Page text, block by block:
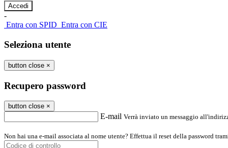
-
Entra con SPID Entra con CIE
Seleziona utente
button close ×
Recupero password
button close ×
E-mail Verrà inviato un messaggio
Non hai una e-mail associata al nome utente? Effettua il reset della password